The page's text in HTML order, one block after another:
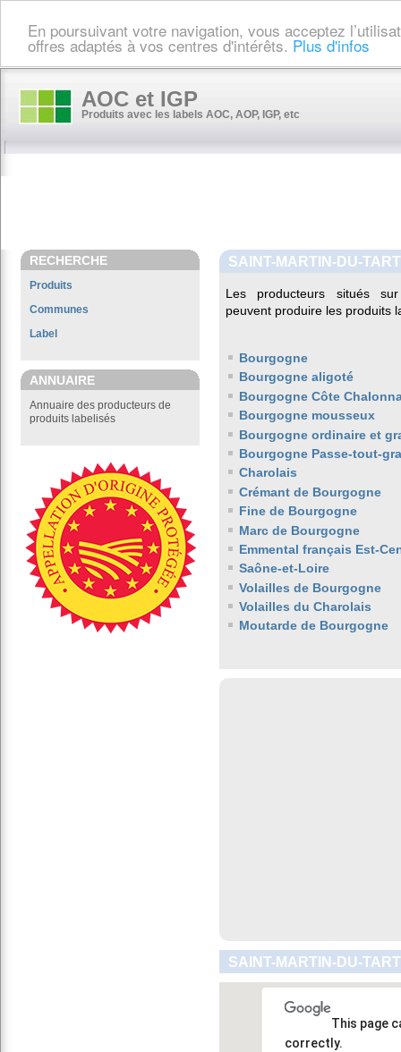
En poursuivant votre navigation, vous acceptez
offres adaptés à vos centres d'intérêts. Plus d'infos
AOC et IGP
Produits avec les labels AOC, AOP, IGP, etc
RECHERCHE
Produits
Communes
Label
ANNUAIRE
Annuaire des producteurs de
produits labelisés
SAINT-MARTIN-DU-
Les producteurs situés
peuvent produire les produits
Bourgogne
Bourgogne aligoté
Bourgogne Côte
Bourgogne mousseux
Bourgogne ordinaire et
Bourgogne Passe-tout-
Charolais
Crémant de Bourgogne
Fine de Bourgogne
Marc de Bourgogne
Emmental français Est-
Saône-et-Loire
Volailles de Bourgogne
Volailles du Charolais
Moutarde de Bourgogne
SAINT-MARTIN-DU-
This page
correctly.